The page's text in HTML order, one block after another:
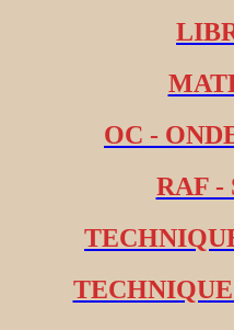
OC -
RAF -